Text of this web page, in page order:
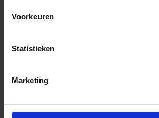
Voorkeuren
Statistieken
Marketing
Foto’s ({{photos.length}})